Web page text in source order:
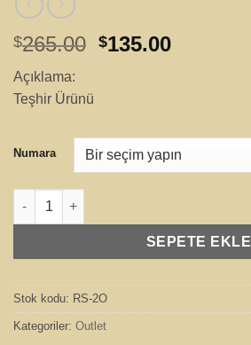
$265.00 Orijinal
$135.00Şu
Açıklama:
Teşhir Ürünü
Numara
Monaco Turuncu (Outlet) adet
SEPETE EKLE
Stok kodu: RS-2O
Kategoriler: Outlet